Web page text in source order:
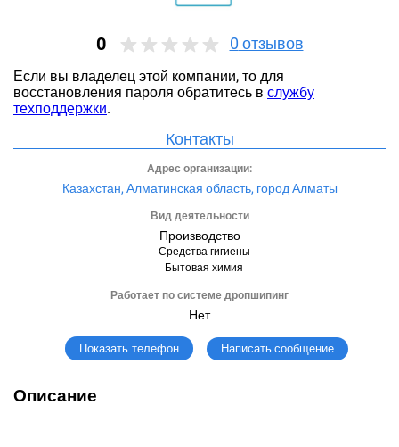
0 0 отзывов
Если вы владелец этой компании, то для
восстановления пароля обратитесь в службу
техподдержки.
Контакты
Адрес организации:
Казахстан, Алматинская область, город Алматы
Вид деятельности
Производство
Средства гигиены
Бытовая химия
Работает по системе дропшипинг
Нет
Показать телефон Написать сообщение
Описание